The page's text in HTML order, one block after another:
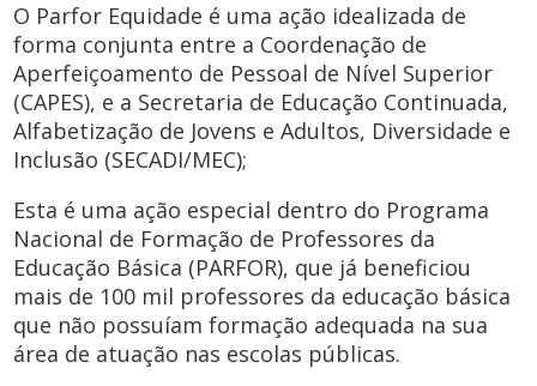
O Parfor Equidade é uma ação idealizada de
forma conjunta entre a Coordenação de
Aperfeiçoamento de Pessoal de Nível Superior
(CAPES), e a Secretaria de Educação Continuada,
Alfabetização de Jovens e Adultos, Diversidade e
Inclusão (SECADI/MEC);
Esta é uma ação especial dentro do Programa
Nacional de Formação de Professores da
Educação Básica (PARFOR), que já beneficiou
mais de 100 mil professores da educação básica
que não possuíam formação adequada na sua
área de atuação nas escolas públicas.